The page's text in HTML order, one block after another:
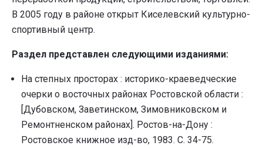
В 2005 году в районе открыт Киселевский культурно-
спортивный центр.
Раздел представлен следующими изданиями:
На степных просторах : историко-краеведческие
очерки о восточных районах Ростовской области :
[Дубовском, Заветинском, Зимовниковcком и
Ремонтненском районах]. Ростов-на-Дону :
Ростовское книжное изд-во, 1983. С. 34-75.